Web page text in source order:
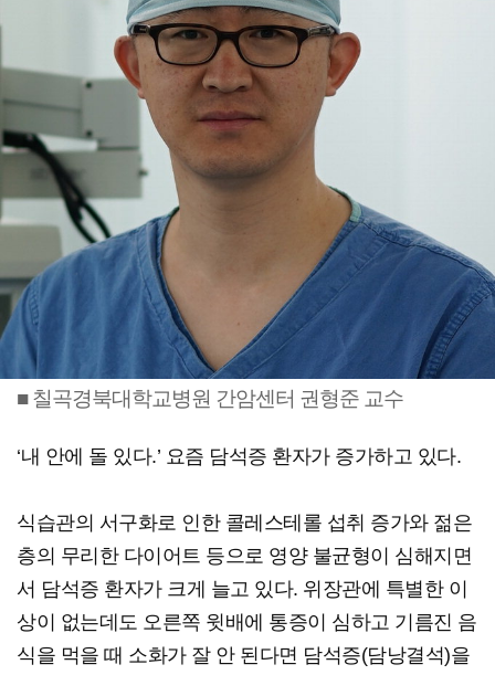
■ 칠곡경북대학교병원 간암센터 권형준 교수
‘내 안에 돌 있다.’ 요즘 담석증 환자가 증가하고 있다.
식습관의 서구화로 인한 콜레스테롤 섭취 증가와 젊은
층의 무리한 다이어트 등으로 영양 불균형이 심해지면
서 담석증 환자가 크게 늘고 있다. 위장관에 특별한 이
상이 없는데도 오른쪽 윗배에 통증이 심하고 기름진 음
식을 먹을 때 소화가 잘 안 된다면 담석증(담낭결석)을